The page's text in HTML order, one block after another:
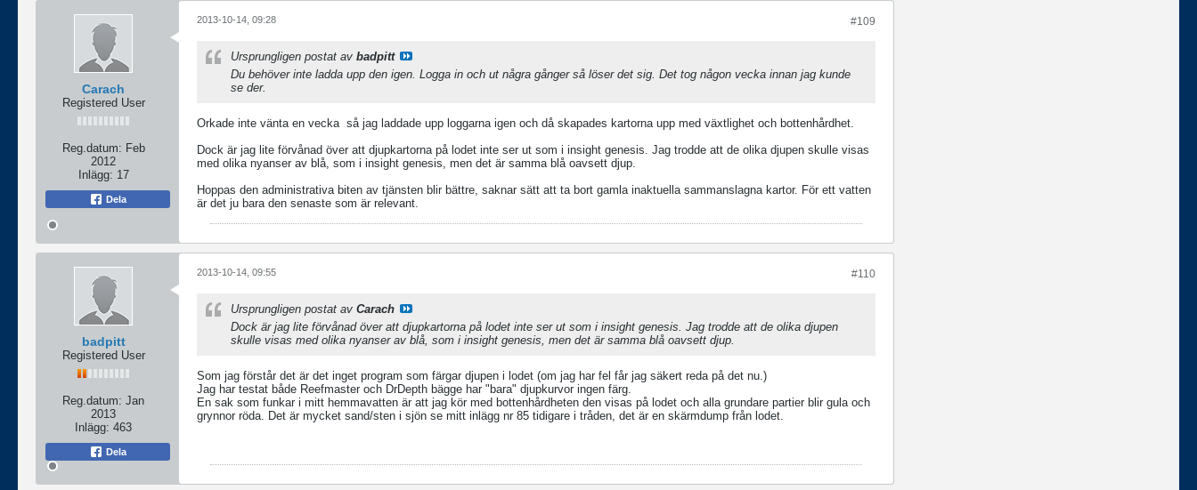
Carach
Registered User
Reg.datum: Feb
2012
Inlägg: 17
Dela
#109
2013-10-14, 09:28
Ursprungligen postat av badpitt
Du behöver inte ladda upp den igen. Logga in och ut några gånger så löser det sig. Det tog någon vecka innan jag kunde
se der.
Orkade inte vänta en vecka så jag laddade upp loggarna igen och då skapades kartorna upp med växtlighet och bottenhårdhet.
Dock är jag lite förvånad över att djupkartorna på lodet inte ser ut som i insight genesis. Jag trodde att de olika djupen skulle visas
med olika nyanser av blå, som i insight genesis, men det är samma blå oavsett djup.
Hoppas den administrativa biten av tjänsten blir bättre, saknar sätt att ta bort gamla inaktuella sammanslagna kartor. För ett vatten
är det ju bara den senaste som är relevant.
badpitt
Registered User
Reg.datum: Jan
2013
Inlägg: 463
Dela
#110
2013-10-14, 09:55
Ursprungligen postat av Carach
Dock är jag lite förvånad över att djupkartorna på lodet inte ser ut som i insight genesis. Jag trodde att de olika djupen
skulle visas med olika nyanser av blå, som i insight genesis, men det är samma blå oavsett djup.
Som jag förstår det är det inget program som färgar djupen i lodet (om jag har fel får jag säkert reda på det nu.)
Jag har testat både Reefmaster och DrDepth bägge har "bara" djupkurvor ingen färg.
En sak som funkar i mitt hemmavatten är att jag kör med bottenhårdheten den visas på lodet och alla grundare partier blir gula och
grynnor röda. Det är mycket sand/sten i sjön se mitt inlägg nr 85 tidigare i tråden, det är en skärmdump från lodet.